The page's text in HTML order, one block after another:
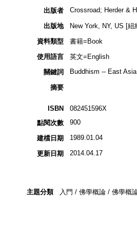
出版者 Crossroad; Herder &
出版地
New York, NY, US [
資料類型
書籍=Book
使用語言
英文=English
關鍵詞
Buddhism -- East
摘要
ISBN
082451596X
點閱次數
900
建檔日期 1989.01.04
更新日期 2014.04.17
主題分類 入門 / 佛學概論 / 佛學概